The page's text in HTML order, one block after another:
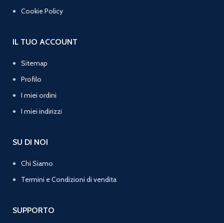
Cookie Policy
IL TUO ACCOUNT
Sitemap
Profilo
I miei ordini
I miei indirizzi
SU DI NOI
Chi Siamo
Termini e Condizioni di vendita
SUPPORTO